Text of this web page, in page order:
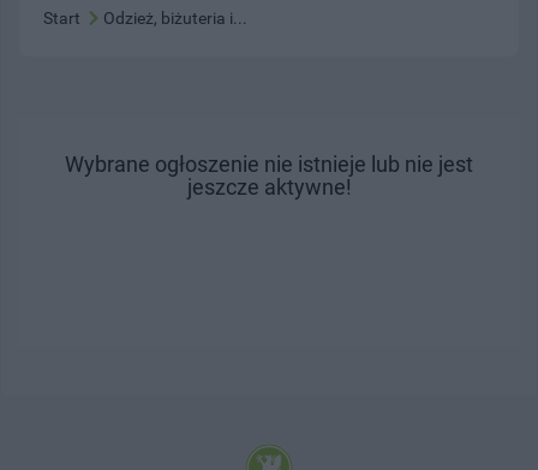
Start Odzież, biżuteria i...
Wybrane ogłoszenie nie istnieje lub nie jest
jeszcze aktywne!